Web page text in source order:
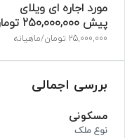
مورد اجاره ای ویلای
پیش 250,000,000 تومان
25,000,000 تومان /ماهیانه
بررسی اجمالی
مسکونی
نوع ملک